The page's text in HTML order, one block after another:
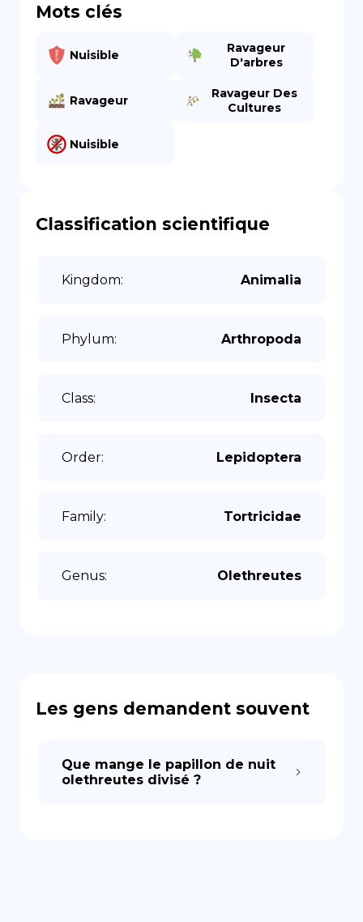
Mots clés
Nuisible
Ravageur
D'arbres
Ravageur
Ravageur Des
Cultures
Nuisible
Classification scientifique
Kingdom: Animalia
Phylum: Arthropoda
Class: Insecta
Order: Lepidoptera
Family: Tortricidae
Genus: Olethreutes
Les gens demandent souvent
Que mange le papillon de nuit
olethreutes divisé ?